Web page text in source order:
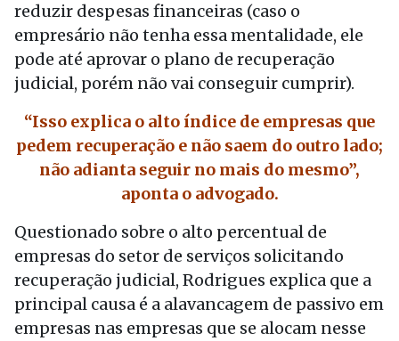
reduzir despesas financeiras (caso o
empresário não tenha essa mentalidade, ele
pode até aprovar o plano de recuperação
judicial, porém não vai conseguir cumprir).
“Isso explica o alto índice de empresas que
pedem recuperação e não saem do outro lado;
não adianta seguir no mais do mesmo”,
aponta o advogado.
Questionado sobre o alto percentual de
empresas do setor de serviços solicitando
recuperação judicial, Rodrigues explica que a
principal causa é a alavancagem de passivo em
empresas nas empresas que se alocam nesse